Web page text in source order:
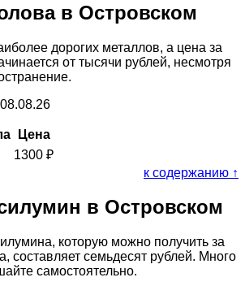
в Островском
дорогих металлов, а цена за
от тысячи рублей, несмотря
Цена
1300 ₽
к содержанию ↑
в Островском
которую можно получить за
составляет семьдесят рублей. Много
самостоятельно.